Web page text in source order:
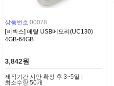
상품번호:00078
[비빅스] 메탈 USB메모리(UC130)
4GB-64GB
3,842원
제작기간 시안 확정 후 3~5일 |
최소수량 50개